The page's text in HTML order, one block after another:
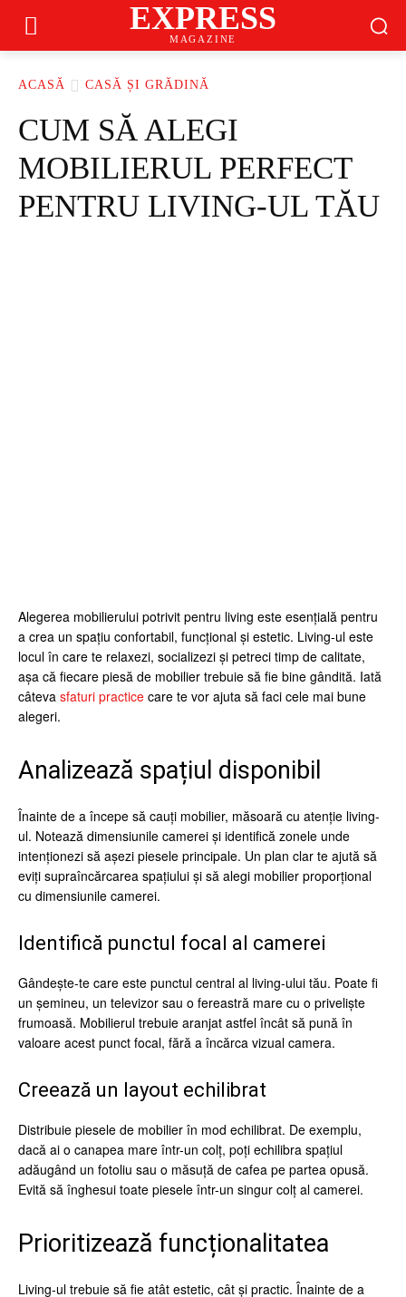
EXPRESS
MAGAZINE
ACASĂ CASĂ ȘI GRĂDINĂ
CUM SĂ ALEGI
MOBILIERUL PERFECT
PENTRU LIVING-UL TĂU
Alegerea mobilierului potrivit pentru living este esențială pentru
a crea un spațiu confortabil, funcțional și estetic. Living-ul este
locul în care te relaxezi, socializezi și petreci timp de calitate,
așa că fiecare piesă de mobilier trebuie să fie bine gândită. Iată
câteva sfaturi practice care te vor ajuta să faci cele mai bune
alegeri.
Analizează spațiul disponibil
Înainte de a începe să cauți mobilier, măsoară cu atenție living-
ul. Notează dimensiunile camerei și identifică zonele unde
intenționezi să așezi piesele principale. Un plan clar te ajută să
eviți supraîncărcarea spațiului și să alegi mobilier proporțional
cu dimensiunile camerei.
Identifică punctul focal al camerei
Gândește-te care este punctul central al living-ului tău. Poate fi
un șemineu, un televizor sau o fereastră mare cu o priveliște
frumoasă. Mobilierul trebuie aranjat astfel încât să pună în
valoare acest punct focal, fără a încărca vizual camera.
Creează un layout echilibrat
Distribuie piesele de mobilier în mod echilibrat. De exemplu,
dacă ai o canapea mare într-un colț, poți echilibra spațiul
adăugând un fotoliu sau o măsuță de cafea pe partea opusă.
Evită să înghesui toate piesele într-un singur colț al camerei.
Prioritizează funcționalitatea
Living-ul trebuie să fie atât estetic, cât și practic. Înainte de a